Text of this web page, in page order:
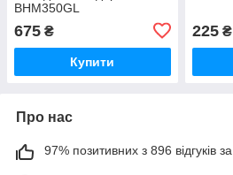
BHM350GL
675 ₴
Купити
225₴
Про нас
97% позитивних з 896 відгуків за